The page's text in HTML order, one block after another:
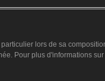
lors de sa
Pour plus d'informations